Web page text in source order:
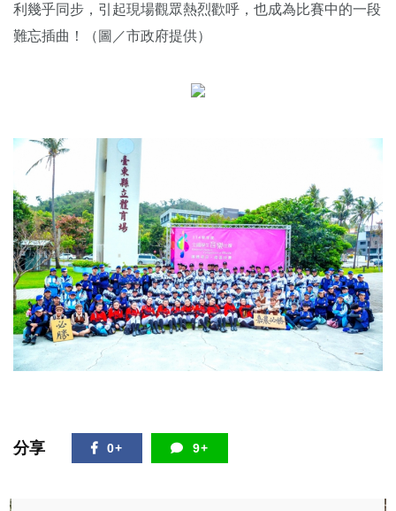
利幾乎同步，引起現場觀眾熱烈歡呼，也成為比賽中的一段
難忘插曲！（圖／市政府提供）
分享 0+ 9+